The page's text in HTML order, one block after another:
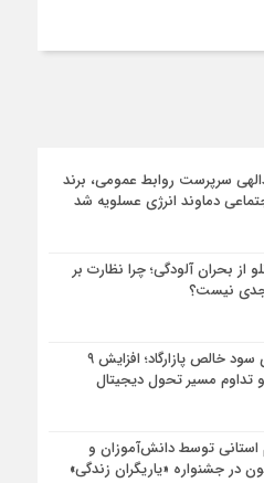
سرپرست روابط عمومی، برند
دماوند انرژی عسلویه شد
از بحران آلودگی؛ چرا نظارت بر
جدی نیست؟
رشد ۴۱ درصدی سود خالص پازارگاد؛ افزایش ۹
و تداوم مسیر تحول دیجیتال
مقام استانی توسط دانش‌آموزان و
در جشنواره «یاریگران زندگی»